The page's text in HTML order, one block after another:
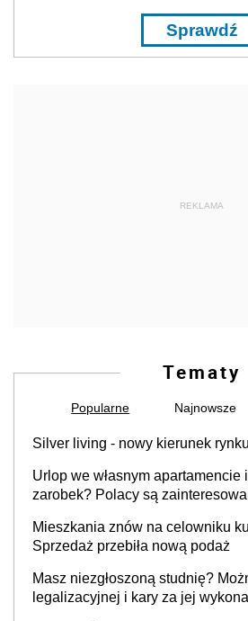
Sprawdź
REKLAMA
Tematy
Popularne Najnowsze
Silver living - nowy kierunek
Urlop we własnym apartamencie
zarobek? Polacy są
Mieszkania znów na celowniku
Sprzedaż przebiła nową podaż
Masz niezgłoszoną studnię?
legalizacyjnej i kary za jej